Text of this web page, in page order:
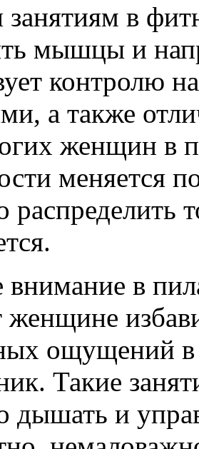
занятиям в
мышцы и
контролю
а также
женщин в
меняется
распределить
в
женщине
ощущений
Такие
дышать и